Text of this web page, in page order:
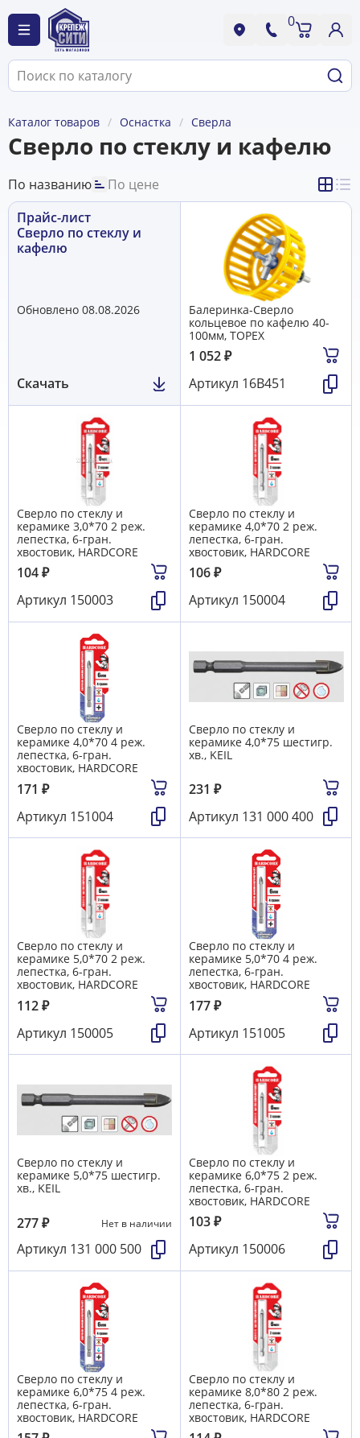
0
Каталог товаров Оснастка Сверла
Сверло по стеклу и кафелю
По названию
По цене
Прайс-лист
Сверло по стеклу и
кафелю
Обновлено 08.08.2026
Скачать
Балеринка-Сверло
кольцевое по кафелю 40-
100мм, TOPEX
1 052₽
Артикул 16B451
Сверло по стеклу и
керамике 3,0*70 2 реж.
лепестка, 6-гран.
хвостовик, HARDCORE
104₽
Артикул 150003
Сверло по стеклу и
керамике 4,0*70 2 реж.
лепестка, 6-гран.
хвостовик, HARDCORE
106₽
Артикул 150004
Сверло по стеклу и
керамике 4,0*70 4 реж.
лепестка, 6-гран.
хвостовик, HARDCORE
171 ₽
Артикул 151004
Сверло по стеклу и
керамике 4,0*75 шестигр.
хв., KEIL
231 ₽
Артикул 131 000 400
Сверло по стеклу и
керамике 5,0*70 2 реж.
лепестка, 6-гран.
хвостовик, HARDCORE
112₽
Артикул 150005
Сверло по стеклу и
керамике 5,0*70 4 реж.
лепестка, 6-гран.
хвостовик, HARDCORE
177₽
Артикул 151005
Сверло по стеклу и
керамике 5,0*75 шестигр.
хв., KEIL
277₽ Нет в наличии
Артикул 131 000 500
Сверло по стеклу и
керамике 6,0*75 2 реж.
лепестка, 6-гран.
хвостовик, HARDCORE
103₽
Артикул 150006
Сверло по стеклу и
керамике 6,0*75 4 реж.
лепестка, 6-гран.
хвостовик, HARDCORE
Сверло по стеклу и
керамике 8,0*80 2 реж.
лепестка, 6-гран.
хвостовик, HARDCORE